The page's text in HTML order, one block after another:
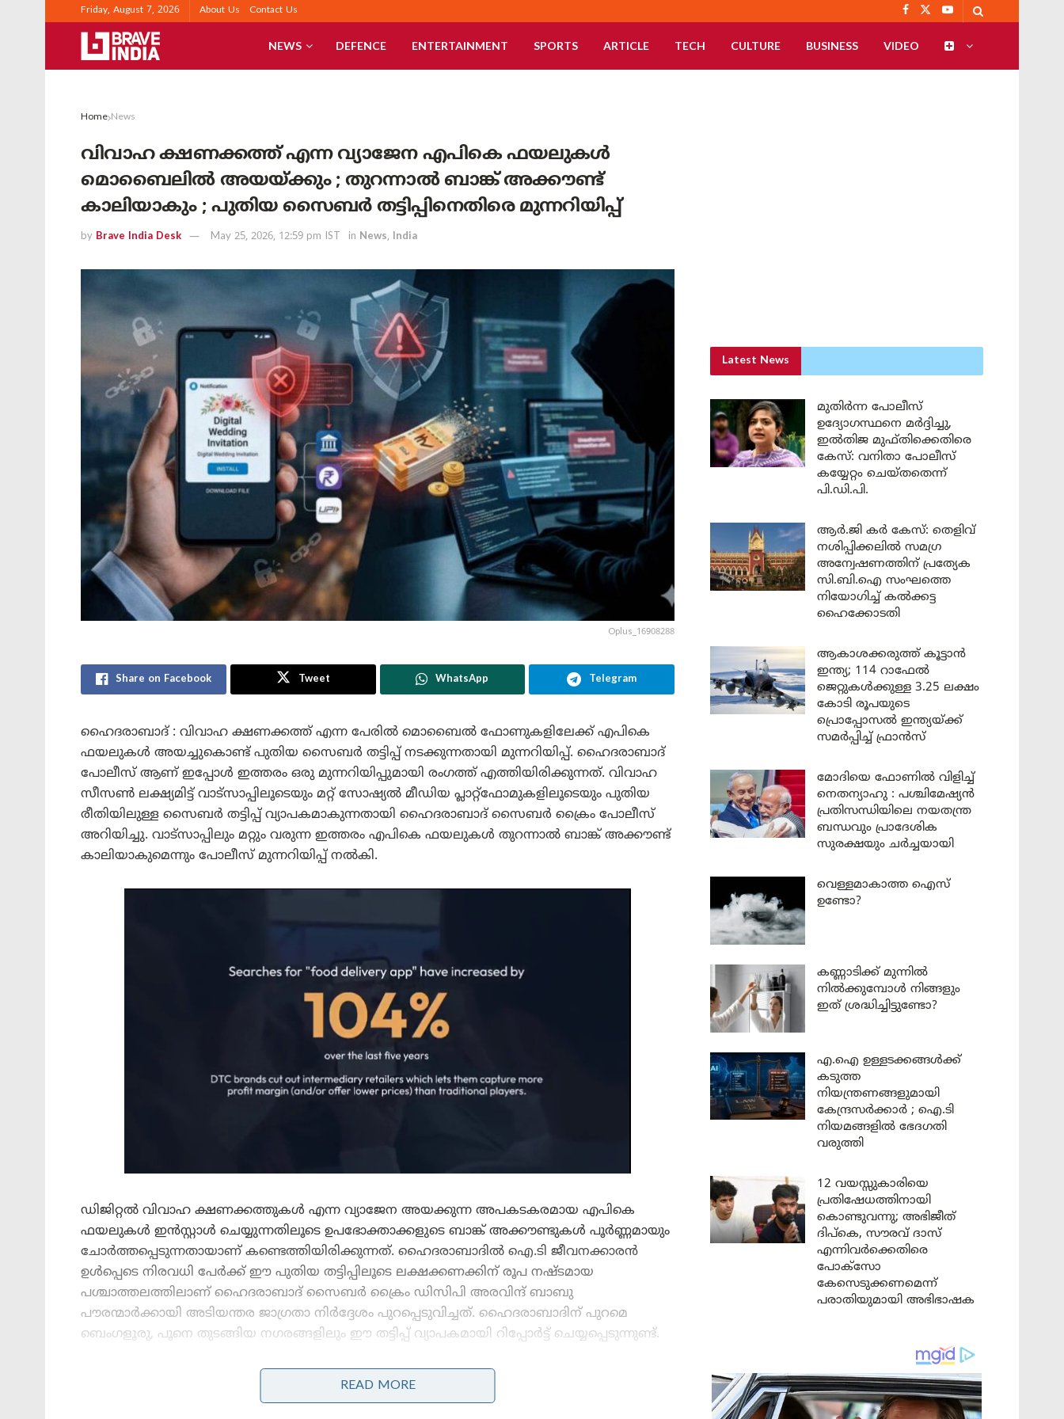
Friday, August 7, 2026 About Us Contact Us
NEWS DEFENCE ENTERTAINMENT SPORTS ARTICLE TECH CULTURE BUSINESS VIDEO
Home News
വിവാഹ ക്ഷണക്കത്ത് എന്ന വ്യാജേന എപികെ ഫയലുകൾ
മൊബൈലിൽ അയയ്ക്കും ; തുറന്നാൽ ബാങ്ക് അക്കൗണ്ട്
കാലിയാകും ; പുതിയ സൈബർ തട്ടിപ്പിനെതിരെ മുന്നറിയിപ്പ്
by Brave India Desk May 25, 2026, 12:59 pm IST in News, India
Oplus_16908288
Share on Facebook Tweet WhatsApp Telegram
ഹൈദരാബാദ് : വിവാഹ ക്ഷണക്കത്ത് എന്ന പേരിൽ മൊബൈൽ ഫോണുകളിലേക്ക് എപികെ
ഫയലുകൾ അയച്ചുകൊണ്ട് പുതിയ സൈബർ തട്ടിപ്പ് നടക്കുന്നതായി മുന്നറിയിപ്പ്. ഹൈദരാബാദ്
പോലീസ് ആണ് ഇപ്പോൾ ഇത്തരം ഒരു മുന്നറിയിപ്പുമായി രംഗത്ത് എത്തിയിരിക്കുന്നത്. വിവാഹ
സീസൺ ലക്ഷ്യമിട്ട് വാട്സാപ്പിലൂടെയും മറ്റ് സോഷ്യൽ മീഡിയ പ്ലാറ്റ്‌ഫോമുകളിലൂടെയും പുതിയ
രീതിയിലുള്ള സൈബർ തട്ടിപ്പ് വ്യാപകമാകുന്നതായി ഹൈദരാബാദ് സൈബർ ക്രൈം പോലീസ്
അറിയിച്ചു. വാട്സാപ്പിലും മറ്റും വരുന്ന ഇത്തരം എപികെ ഫയലുകൾ തുറന്നാൽ ബാങ്ക് അക്കൗണ്ട്
കാലിയാകുമെന്നും പോലീസ് മുന്നറിയിപ്പ് നൽകി.
ഡിജിറ്റൽ വിവാഹ ക്ഷണക്കത്തുകൾ എന്ന വ്യാജേന അയക്കുന്ന അപകടകരമായ എപികെ
ഫയലുകൾ ഇൻസ്റ്റാൾ ചെയ്യുന്നതിലൂടെ ഉപഭോക്താക്കളുടെ ബാങ്ക് അക്കൗണ്ടുകൾ പൂർണ്ണമായും
ചോർത്തപ്പെടുന്നതായാണ് കണ്ടെത്തിയിരിക്കുന്നത്. ഹൈദരാബാദിൽ ഐ.ടി ജീവനക്കാരൻ
ഉൾപ്പെടെ നിരവധി പേർക്ക് ഈ പുതിയ തട്ടിപ്പിലൂടെ ലക്ഷക്കണക്കിന് രൂപ നഷ്ടമായ
പശ്ചാത്തലത്തിലാണ് ഹൈദരാബാദ് സൈബർ ക്രൈം ഡിസിപി അരവിന്ദ് ബാബു
പൗരന്മാർക്കായി അടിയന്തര ജാഗ്രതാ നിർദ്ദേശം പുറപ്പെടുവിച്ചത്. ഹൈദരാബാദിന് പുറമെ
ബെംഗളൂരു, പൂനെ തുടങ്ങിയ നഗരങ്ങളിലും ഈ തട്ടിപ്പ് വ്യാപകമായി റിപ്പോർട്ട് ചെയ്യപ്പെടുന്നുണ്ട്.
പരിചിതരിൽ നിന്നോ ബന്ധുക്കളിൽ നിന്നോ
വരുന്നത് പോലെ തോന്നിക്കുന്ന സന്ദേശങ്ങളാണ്
READ MORE
Latest News
മുതിർന്ന പോലീസ്
ഉദ്യോഗസ്ഥനെ മർദ്ദിച്ചു,
ഇൽതിജ മുഫ്തിക്കെതിരെ
കേസ്: വനിതാ പോലീസ്
കയ്യേറ്റം ചെയ്തതെന്ന്
പി.ഡി.പി.
ആർ.ജി കർ കേസ്: തെളിവ്
നശിപ്പിക്കലിൽ സമഗ്ര
അന്വേഷണത്തിന് പ്രത്യേക
സി.ബി.ഐ സംഘത്തെ
നിയോഗിച്ച് കൽക്കട്ട
ഹൈക്കോടതി
ആകാശക്കരുത്ത് കൂട്ടാൻ
ഇന്ത്യ; 114 റാഫേൽ
ജെറ്റുകൾക്കുള്ള 3.25 ലക്ഷം
കോടി രൂപയുടെ
പ്രൊപ്പോസൽ ഇന്ത്യയ്ക്ക്
സമർപ്പിച്ച് ഫ്രാൻസ്
മോദിയെ ഫോണിൽ വിളിച്ച്
നെതന്യാഹു : പശ്ചിമേഷ്യൻ
പ്രതിസന്ധിയിലെ നയതന്ത്ര
ബന്ധവും പ്രാദേശിക
സുരക്ഷയും ചർച്ചയായി
വെള്ളമാകാത്ത ഐസ്
ഉണ്ടോ?
കണ്ണാടിക്ക് മുന്നിൽ
നിൽക്കുമ്പോൾ നിങ്ങളും
ഇത് ശ്രദ്ധിച്ചിട്ടുണ്ടോ?
എ.ഐ ഉള്ളടക്കങ്ങൾക്ക്
കടുത്ത
നിയന്ത്രണങ്ങളുമായി
കേന്ദ്രസർക്കാർ ; ഐ.ടി
നിയമങ്ങളിൽ ഭേദഗതി
വരുത്തി
12 വയസ്സുകാരിയെ
പ്രതിഷേധത്തിനായി
കൊണ്ടുവന്നു; അഭിജീത്
ദിപ്കെ, സൗരവ് ദാസ്
എന്നിവർക്കെതിരെ
പോക്സോ
കേസെടുക്കണമെന്ന്
പരാതിയുമായി അഭിഭാഷക